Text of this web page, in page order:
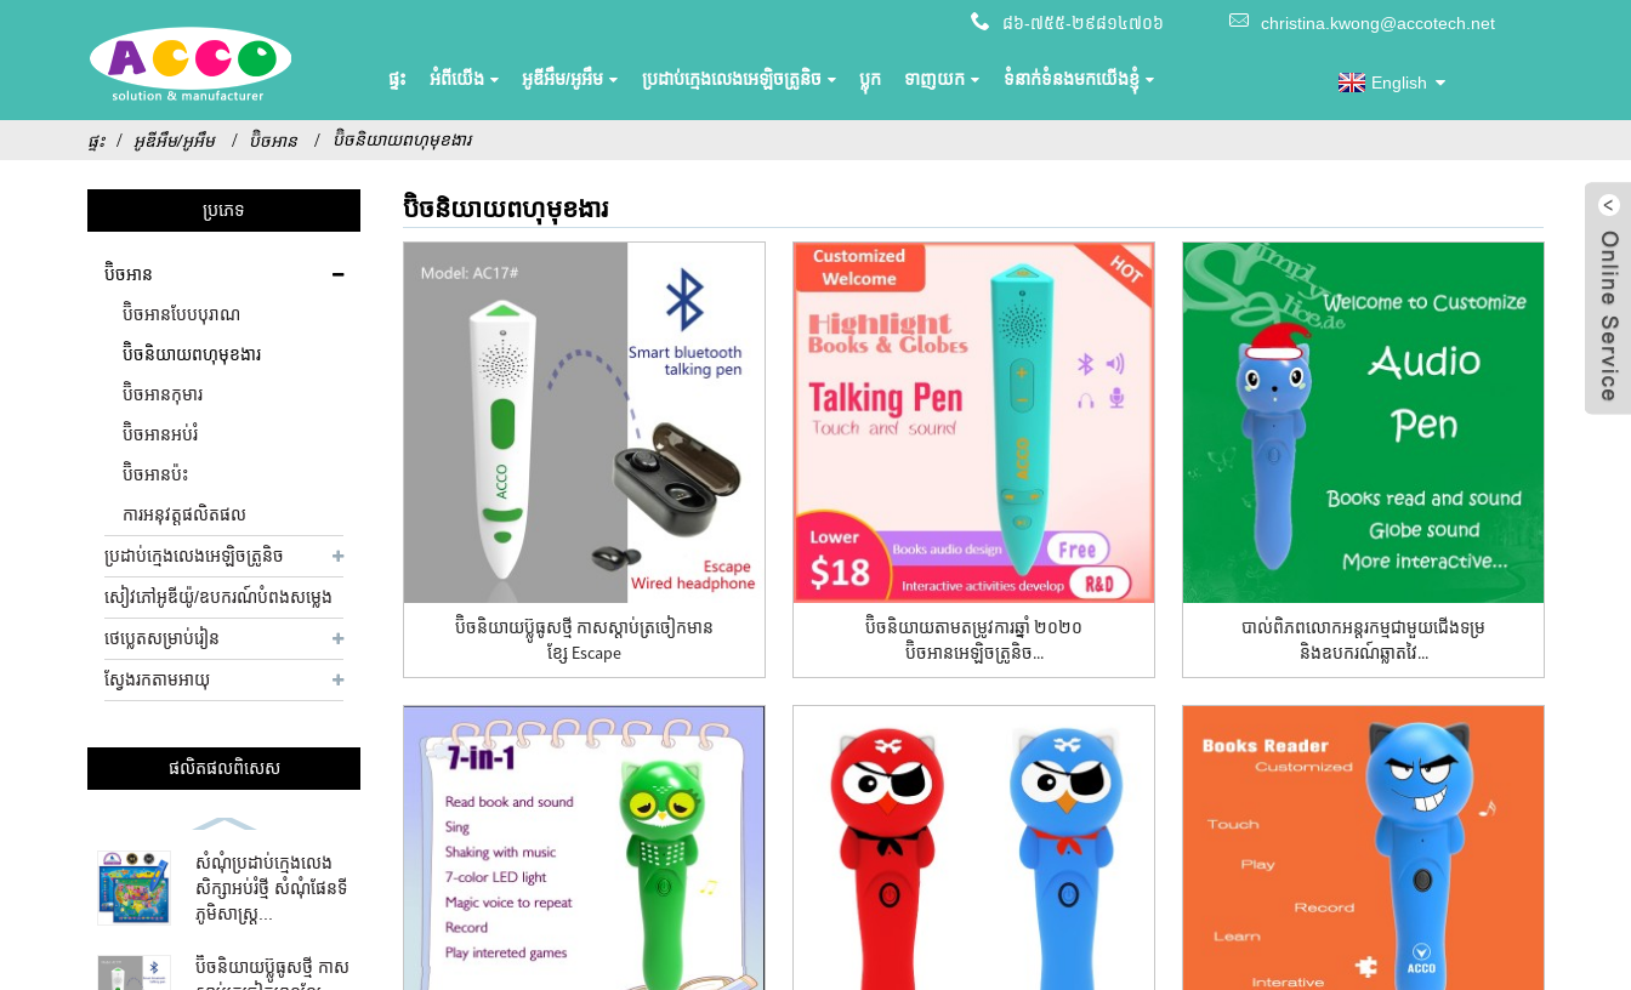
៨៦-៧៥៥-២៩៨១៤៧០៦ christina.kwong@accotech.net
ផ្ទះ អំពីយើង អូឌីអឹម/អូអឹម ប្រដាប់ក្មេងលេងអេឡិចត្រូនិច ប្លុក ទាញយក ទំនាក់ទំនងមកយើងខ្ញុំ English
ផ្ទះ អូឌីអឹម/អូអឹម ប៊ិចអាន ប៊ិចនិយាយពហុមុខងារ
ប្រភេទ
ប៊ិចអាន
ប៊ិចអានបែបបុរាណ
ប៊ិចនិយាយពហុមុខងារ
ប៊ិចអានកុមារ
ប៊ិចអានអប់រំ
ប៊ិចអានប៉ះ
ការអនុវត្តផលិតផល
ប្រដាប់ក្មេងលេងអេឡិចត្រូនិច
សៀវភៅអូឌីយ៉ូ/ឧបករណ៍បំពងសម្លេង
ថេប្លេតសម្រាប់រៀន
ស្វែងរកតាមអាយុ
ផលិតផល​ពិសេស
សំណុំប្រដាប់ក្មេងលេង
សិក្សាអប់រំថ្មី សំណុំផែនទី
ភូមិសាស្ត្រ...
ប៊ិចនិយាយប៊្លូធូសថ្មី កាស
ប៊ិចនិយាយពហុមុខងារ
ប៊ិចនិយាយប៊្លូធូសថ្មី កាសស្តាប់ត្រចៀកមាន
ខ្សែ Escape
ប៊ិចនិយាយតាមតម្រូវការឆ្នាំ ២០២០
ប៊ិចអានអេឡិចត្រូនិច...
បាល់ពិភពលោកអន្តរកម្មជាមួយជើងទម្រ
និងឧបករណ៍ឆ្លាតវៃ...